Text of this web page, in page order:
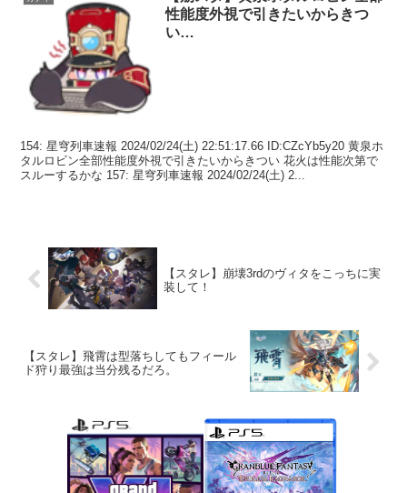
性能度外視で引きたいからきつ
い…
154: 星穹列車速報 2024/02/24(土) 22:51:17.66 ID:CZcYb5y20 黄泉ホ
タルロビン全部性能度外視で引きたいからきつい 花火は性能次第で
スルーするかな 157: 星穹列車速報 2024/02/24(土) 2...
【スタレ】崩壊3rdのヴィタをこっちに実
装して！
【スタレ】飛霄は型落ちしてもフィール
ド狩り最強は当分残るだろ。